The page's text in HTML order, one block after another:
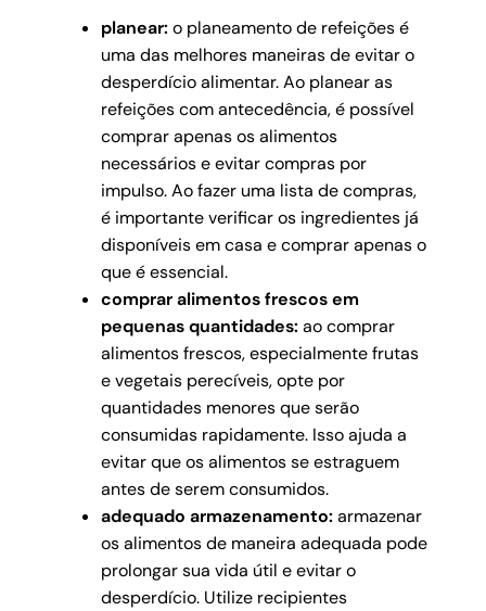
planear:o planeamento de refeições é
uma das melhores maneiras de evitar o
desperdício alimentar. Ao planear as
refeições com antecedência, é possível
comprar apenas os alimentos
necessários e evitar compras por
impulso. Ao fazer uma lista de compras,
é importante verificar os ingredientes já
disponíveis em casa e comprar apenas o
que é essencial.
comprar alimentos frescos em
pequenas quantidades:ao comprar
alimentos frescos, especialmente frutas
e vegetais perecíveis, opte por
quantidades menores que serão
consumidas rapidamente. Isso ajuda a
evitar que os alimentos se estraguem
antes de serem consumidos.
adequado armazenamento:armazenar
os alimentos de maneira adequada pode
prolongar sua vida útil e evitar o
desperdício. Utilize recipientes